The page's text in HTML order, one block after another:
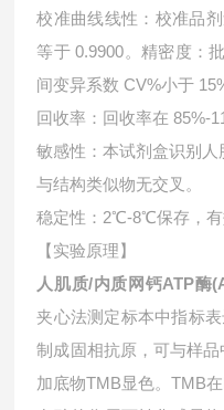
校准曲线线性：校准品
等于 0.9900。精密度：
间变异系数 CV%小于
回收率：回收率在 85%-
敏感性：本试剂盒识别人
与结构类似物无交叉。
稳定性：2℃-8℃保存，有
【实验原理】
人肌质/内质网钙ATP酶
夹心法测定标本中指标
制成固相抗原，可与样
加底物TMB显色。TMB